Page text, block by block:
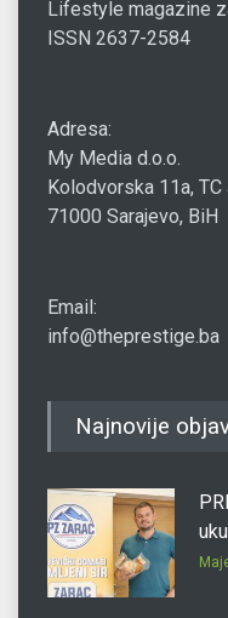
Lifestyle magazine
ISSN 2637-2584
Adresa:
My Media d.o.o.
Kolodvorska 11a,
71000 Sarajevo, BiH
Email:
info@theprestige.ba
Najnovije